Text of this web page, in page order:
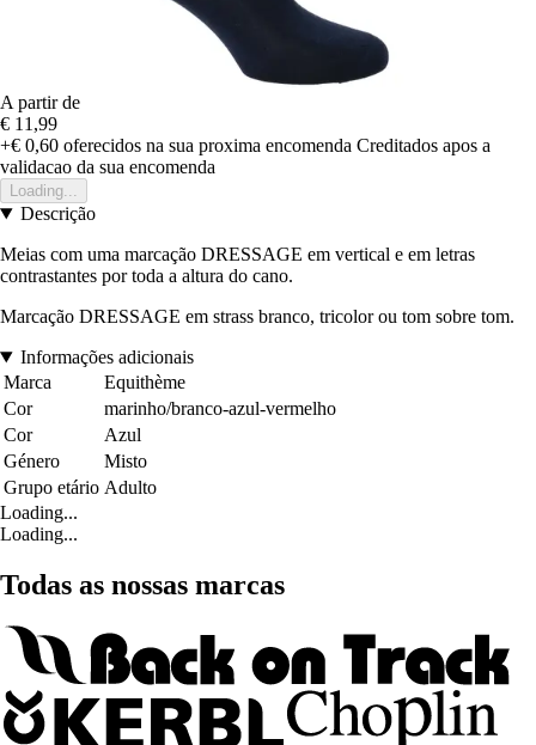
A partir de
€ 11,99
+€ 0,60 oferecidos na sua proxima encomenda Creditados apos a
validacao da sua encomenda
Loading...
Descrição
Meias com uma marcação DRESSAGE em vertical e em letras
contrastantes por toda a altura do cano.
Marcação DRESSAGE em strass branco, tricolor ou tom sobre tom.
Informações adicionais
Marca
Equithème
Cor
marinho/branco-azul-vermelho
Cor
Azul
Género
Misto
Grupo etário Adulto
Loading...
Loading...
Todas as nossas marcas